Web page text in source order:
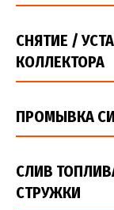
СНЯТИЕ /
КОЛЛЕКТОРА
ПРОМЫВКА
СЛИВ
СТРУЖКИ